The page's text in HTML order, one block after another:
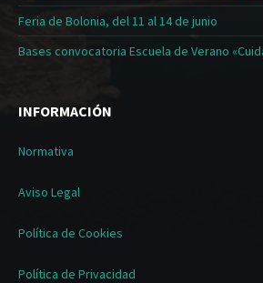
Feria de Bolonia, del 11 al 14 de junio
Bases convocatoria Escuela de Verano
INFORMACIÓN
Normativa
Aviso Legal
Política de Cookies
Política de Privacidad